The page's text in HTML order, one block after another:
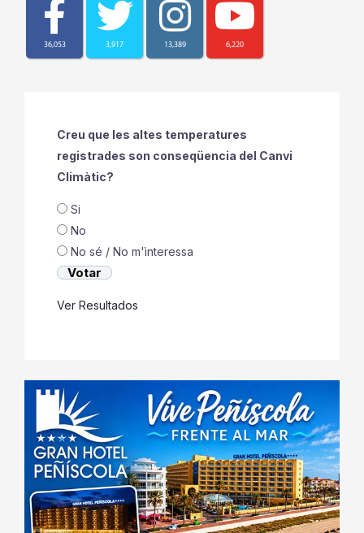
36,053 3,917 13,389 6,220
Creu que les altes temperatures
registrades son conseqüencia del Canvi
Climàtic?
Si
No
No sé / No m'ìnteressa
Ver Resultados